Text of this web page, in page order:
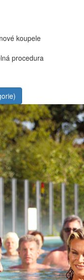
koupele
procedura